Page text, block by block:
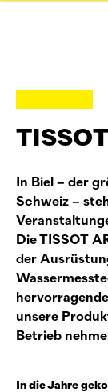
In Biel – der
Schweiz –
Die TISSOT
der
unsere
Betrieb
In die Jahre